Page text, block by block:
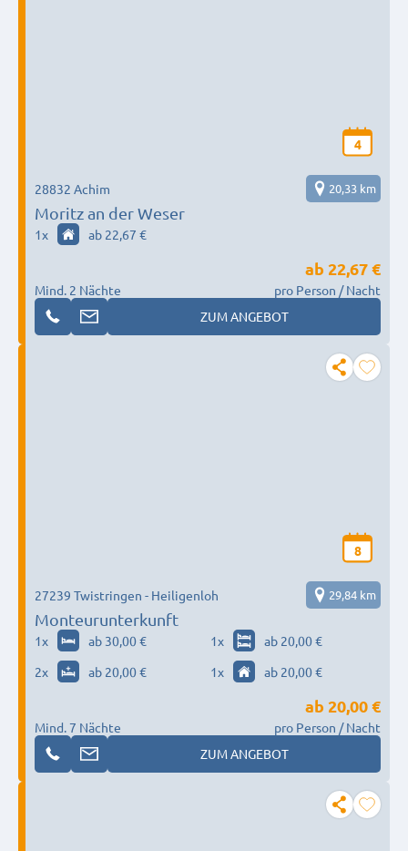
4
Moritz an der Weser
28832 Achim 20,33 km
1x ab 22,67 €
Mind. 2 Nächte
ab 22,67 €
pro Person / Nacht
ZUM ANGEBOT
8
Monteurunterkunft
27239 Twistringen - Heiligenloh 29,84 km
1x ab 30,00 € 1x
ab 20,00 €
2x ab 20,00 € 1x ab 20,00 €
Mind. 7 Nächte
ab 20,00 €
pro Person / Nacht
ZUM ANGEBOT